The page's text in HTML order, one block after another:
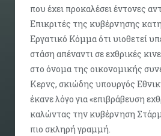
που έχει προκαλέσει έντονες
Επικριτές της κυβέρνησης
Εργατικό Κόμμα ότι υιοθετεί
στάση απέναντι σε εχθρικές
στο όνομα της οικονομικής
Κερνς, σκιώδης υπουργός
έκανε λόγο για «επιβράβευση
καλώντας την κυβέρνηση
πιο σκληρή γραμμή.